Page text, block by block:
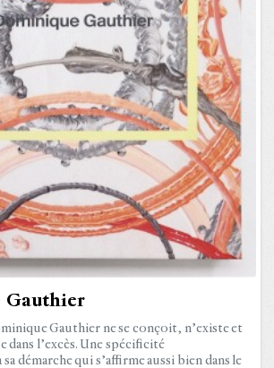
Gauthier
Gauthier ne se conçoit, n’existe et
dans l’excès. Une spécificité
démarche qui s’affirme aussi bien dans le